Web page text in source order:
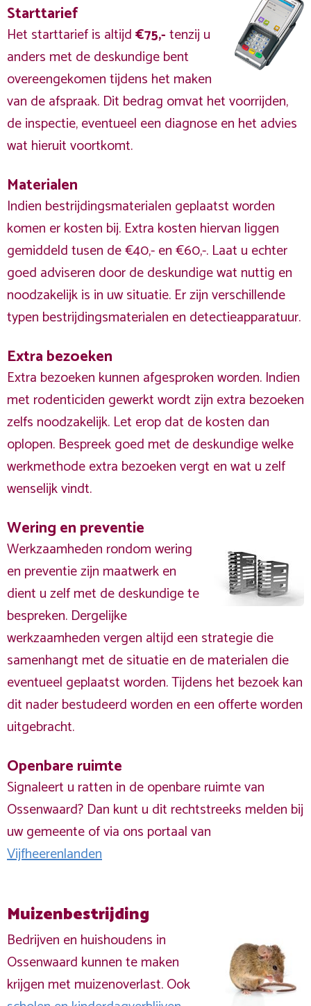
Starttarief
Het starttarief is altijd€75,-tenzij u
anders met de deskundige bent
overeengekomen tijdens het maken
van de afspraak. Dit bedrag omvat het voorrijden,
de inspectie, eventueel een diagnose en het advies
wat hieruit voortkomt.
Materialen
Indien bestrijdingsmaterialen geplaatst worden
komen er kosten bij. Extra kosten hiervan liggen
gemiddeld tusen de €40,- en €60,-. Laat u echter
goed adviseren door de deskundige wat nuttig en
noodzakelijk is in uw situatie. Er zijn verschillende
typen bestrijdingsmaterialen en detectieapparatuur.
Extra bezoeken
Extra bezoeken kunnen afgesproken worden. Indien
met rodenticiden gewerkt wordt zijn extra bezoeken
zelfs noodzakelijk. Let erop dat de kosten dan
oplopen. Bespreek goed met de deskundige welke
werkmethode extra bezoeken vergt en wat u zelf
wenselijk vindt.
Wering en preventie
Werkzaamheden rondom wering
en preventie zijn maatwerk en
dient u zelf met de deskundige te
bespreken. Dergelijke
werkzaamheden vergen altijd een strategie die
samenhangt met de situatie en de materialen die
eventueel geplaatst worden. Tijdens het bezoek kan
dit nader bestudeerd worden en een offerte worden
uitgebracht.
Openbare ruimte
Signaleert u ratten in de openbare ruimte van
Ossenwaard? Dan kunt u dit rechtstreeks melden bij
uw gemeente of via ons portaal van
Vijfheerenlanden
Muizenbestrijding
Bedrijven en huishoudens in
Ossenwaard kunnen te maken
krijgen met muizenoverlast. Ook